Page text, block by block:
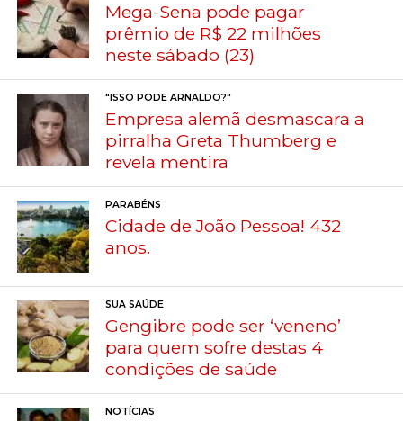
Mega-Sena pode pagar
prêmio de R$ 22 milhões
neste sábado (23)
"ISSO PODE ARNALDO?"
Empresa alemã desmascara a
pirralha Greta Thumberg e
revela mentira
PARABÉNS
Cidade de João Pessoa! 432
anos.
SUA SAÚDE
Gengibre pode ser ‘veneno’
para quem sofre destas 4
condições de saúde
NOTÍCIAS